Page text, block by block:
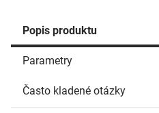
Popis produktu
Parametry
Často kladené otázky